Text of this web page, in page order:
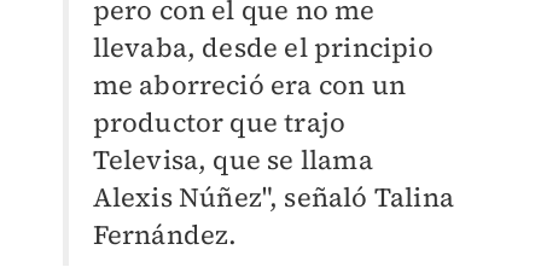
pero con el que no me
llevaba, desde el principio
me aborreció era con un
productor que trajo
Televisa, que se llama
Alexis Núñez", señaló Talina
Fernández.